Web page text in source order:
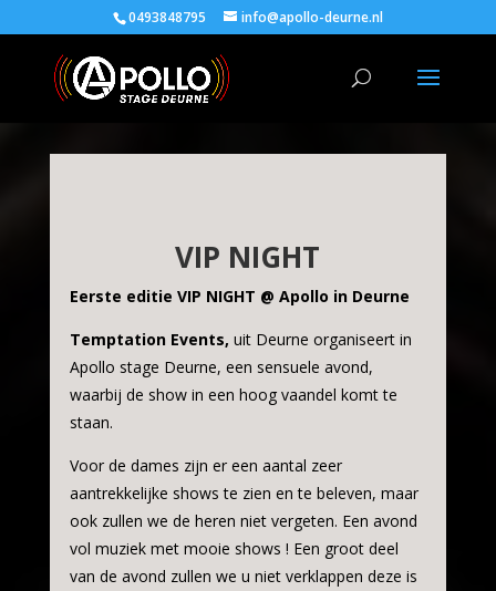
0493848795 info@apollo-deurne.nl
VIP NIGHT
Eerste editie VIP NIGHT @ Apollo in Deurne
Temptation Events, uit Deurne organiseert in
Apollo stage Deurne, een sensuele avond,
waarbij de show in een hoog vaandel komt te
staan.
Voor de dames zijn er een aantal zeer
aantrekkelijke shows te zien en te beleven, maar
ook zullen we de heren niet vergeten. Een avond
vol muziek met mooie shows ! Een groot deel
van de avond zullen we u niet verklappen deze is